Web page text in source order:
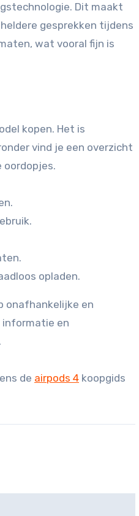
Dit maakt
gesprekken tijdens
wat vooral fijn is
kopen. Het is
vind je een overzicht
oordopjes.
opladen.
onafhankelijke en
informatie en
de airpods 4 koopgids